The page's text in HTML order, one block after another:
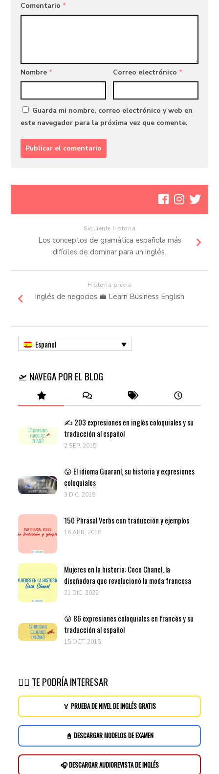
Comentario *
Nombre * Correo electrónico *
Guarda mi nombre, correo electrónico y web en
este navegador para la próxima vez que comente.
Siguiente historia
Los conceptos de gramática española más
difíciles de dominar para un inglés.
Historia previa
Inglés de negocios 💼 Learn Business English
Español
🛫 NAVEGA POR EL BLOG
✍️ 203 expresiones en inglés coloquiales y su
traducción al español
2 SEP, 2015
😮 El idioma Guaraní, su historia y expresiones
coloquiales
3 DIC, 2019
150 Phrasal Verbs con traducción y ejemplos
16 ABR, 2018
Mujeres en la historia: Coco Chanel, la
diseñadora que revolucionó la moda francesa
21 DIC, 2022
😲 86 expresiones coloquiales en francés y su
traducción al español
15 OCT, 2015
👉🏽 TE PODRÍA INTERESAR
🏅 PRUEBA DE NIVEL DE INGLÉS GRATIS
📓 DESCARGAR MODELOS DE EXAMEN
🎧 DESCARGAR AUDIOREVISTA DE INGLÉS